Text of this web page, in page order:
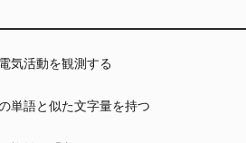
気活動を観測する
単語と似た文字量を持つ